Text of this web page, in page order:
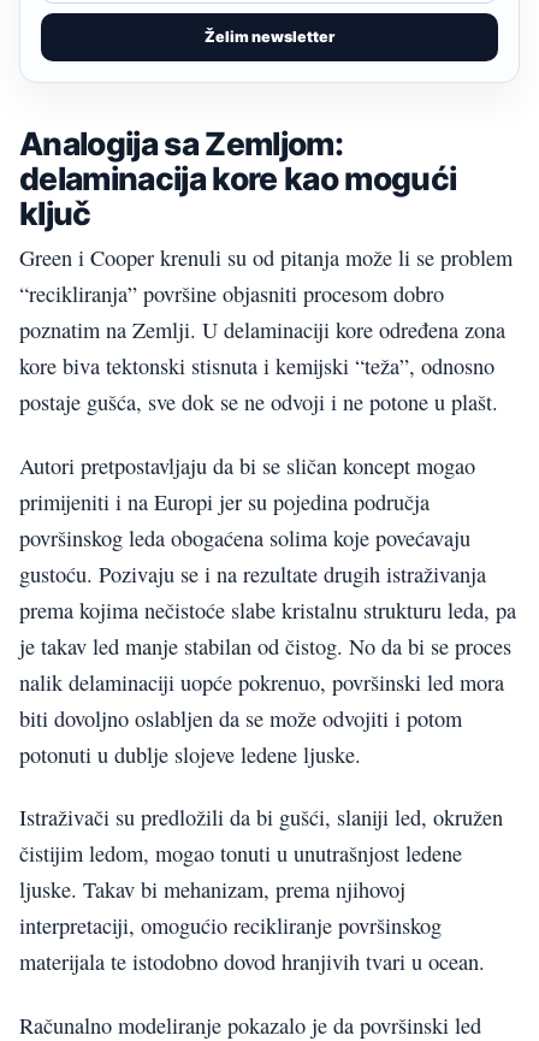
Želim newsletter
Analogija sa Zemljom:
delaminacija kore kao mogući
ključ
Green i Cooper krenuli su od pitanja može li se problem
“recikliranja” površine objasniti procesom dobro
poznatim na Zemlji. U delaminaciji kore određena zona
kore biva tektonski stisnuta i kemijski “teža”, odnosno
postaje gušća, sve dok se ne odvoji i ne potone u plašt.
Autori pretpostavljaju da bi se sličan koncept mogao
primijeniti i na Europi jer su pojedina područja
površinskog leda obogaćena solima koje povećavaju
gustoću. Pozivaju se i na rezultate drugih istraživanja
prema kojima nečistoće slabe kristalnu strukturu leda, pa
je takav led manje stabilan od čistog. No da bi se proces
nalik delaminaciji uopće pokrenuo, površinski led mora
biti dovoljno oslabljen da se može odvojiti i potom
potonuti u dublje slojeve ledene ljuske.
Istraživači su predložili da bi gušći, slaniji led, okružen
čistijim ledom, mogao tonuti u unutrašnjost ledene
ljuske. Takav bi mehanizam, prema njihovoj
interpretaciji, omogućio recikliranje površinskog
materijala te istodobno dovod hranjivih tvari u ocean.
Računalno modeliranje pokazalo je da površinski led